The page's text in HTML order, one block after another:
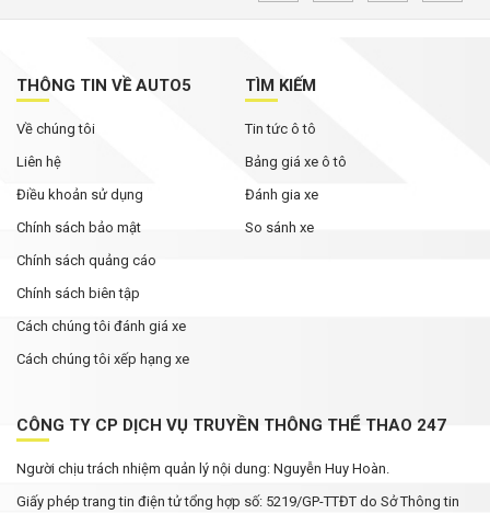
THÔNG TIN VỀ AUTO5
Về chúng tôi
Liên hệ
Điều khoản sử dụng
Chính sách bảo mật
Chính sách quảng cáo
Chính sách biên tập
Cách chúng tôi đánh giá xe
Cách chúng tôi xếp hạng xe
TÌM KIẾM
Tin tức ô tô
Bảng giá xe ô tô
Đánh gia xe
So sánh xe
CÔNG TY CP DỊCH VỤ TRUYỀN THÔNG THỂ THAO 247
Người chịu trách nhiệm quản lý nội dung: Nguyễn Huy Hoàn.
Giấy phép trang tin điện tử tổng hợp số: 5219/GP-TTĐT do Sở Thông tin